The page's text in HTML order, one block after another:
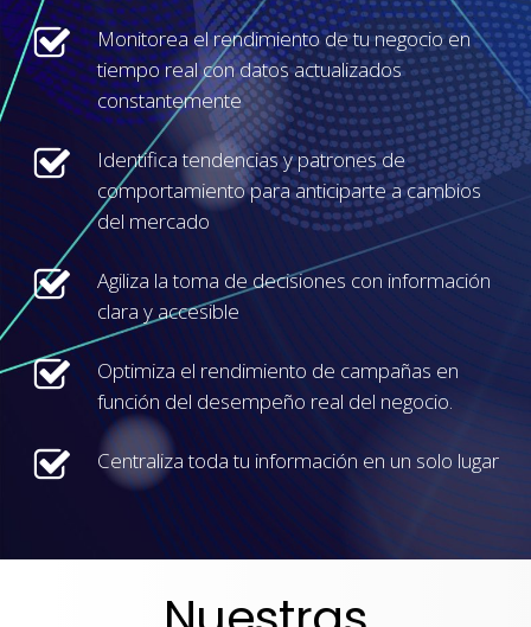
Monitorea el rendimiento de tu negocio en
tiempo real con datos actualizados
constantemente
Identifica tendencias y patrones de
comportamiento para anticiparte a cambios
del mercado
Agiliza la toma de decisiones con información
clara y accesible
Optimiza el rendimiento de campañas en
función del desempeño real del negocio.
Centraliza toda tu información en un solo lugar